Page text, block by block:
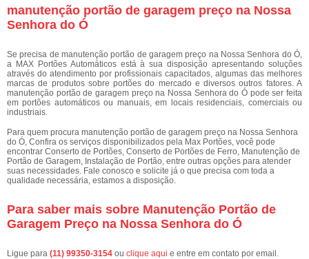
manutenção portão de garagem preço na Nossa
Senhora do Ó
Se precisa de manutenção portão de garagem preço na Nossa Senhora do Ó,
a MAX Portões Automáticos está à sua disposição apresentando soluções
através do atendimento por profissionais capacitados, algumas das melhores
marcas de produtos sobre portões do mercado e diversos outros fatores. A
manutenção portão de garagem preço na Nossa Senhora do Ó pode ser feita
em portões automáticos ou manuais, em locais residenciais, comerciais ou
industriais.
Para quem procura manutenção portão de garagem preço na Nossa Senhora
do Ó, Confira os serviços disponibilizados pela Max Portões, você pode
encontrar Conserto de Portões, Conserto de Portões de Ferro, Manutenção de
Portão de Garagem, Instalação de Portão, entre outras opções para atender
suas necessidades. Fale conosco e solicite já o que precisa com toda a
qualidade necessária, estamos a disposição.
Para saber mais sobre Manutenção Portão de
Garagem Preço na Nossa Senhora do Ó
Ligue para (11) 99350-3154 ou clique aqui e entre em contato por email.